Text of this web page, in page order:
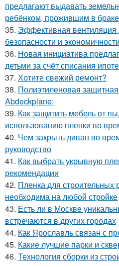
предлагают выдавать
ребёнком, прожившим в
35. Эффективная вентиляция
безопасности и экономичности
36. Новая инициатива
детьми за счёт списания
37. Хотите свежий ремонт?
38. Полиэтиленовая
Abdeckplane:
39. Как защитить мебель от
использованию пленки во
40. Чем закрыть диван во
руководство
41. Как выбрать укрывную
рекомендации
42. Пленка для строительных
необходима на любой стройке
43. Есть ли в Москве
встречаются в других городах
44. Как Ярославль связан с
45. Какие лучшие парки и
46. Технология сборки из